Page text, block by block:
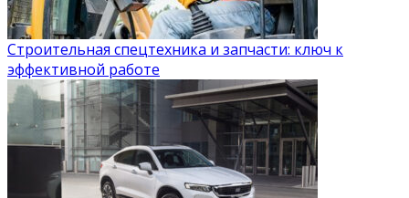
Строительная спецтехника и запчасти: ключ к
эффективной работе